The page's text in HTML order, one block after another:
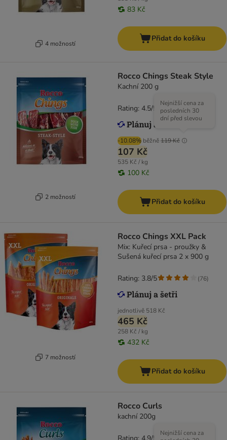
4 možností
83 Kč
Přidat do košíku
2 možností
Rocco Chings Steak Style
Kachní 200 g
-10.08% běžně119 Kč
Nejnižší cena za
posledních 30
dní před slevou
107 Kč
535 Kč / kg
100 Kč
Rating: 4.5/5 (
Přidat do košíku
7 možností
Rocco Chings XXL Pack
Mix: Kuřecí prsa - proužky &
Sušená kuřecí prsa 2 x 900 g
jednotlivě 518 Kč
465 Kč
258 Kč / kg
432 Kč
Rating: 3.8/5 (76)
Přidat do košíku
Rocco Curls
kachní 200g
Nejnižší cena za
(